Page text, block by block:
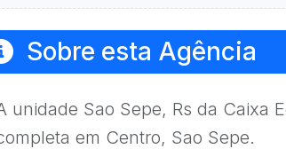
Sobre esta Agência
unidade Sao Sepe, Rs da Caixa
em Centro, Sao Sepe.